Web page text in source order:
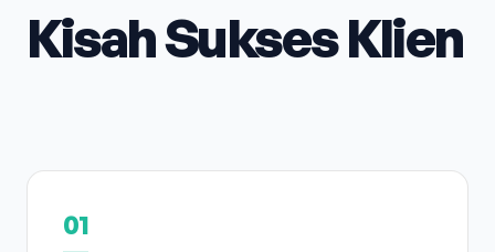
Kisah Sukses Klien
01